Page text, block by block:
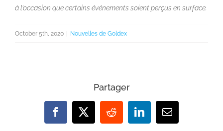
à l’occasion que certains événements soient perçus en surface.
October 5th, 2020 | Nouvelles de Goldex
Partager
Facebook
X RedditLinkedInEmail